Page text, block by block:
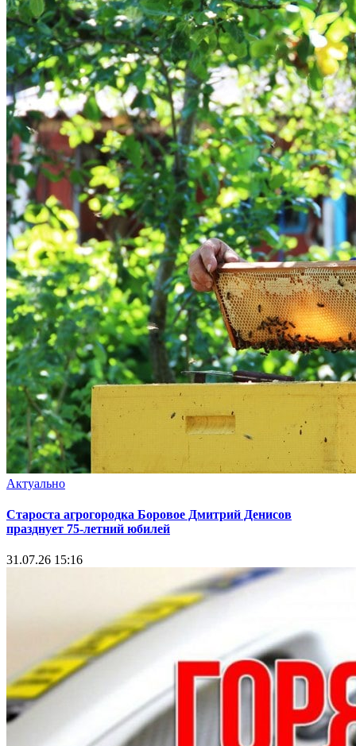
Актуально
Староста агрогородка Боровое Дмитрий Денисов
празднует 75-летний юбилей
31.07.26 15:16